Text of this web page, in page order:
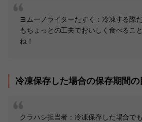
ヨムーノライターたすく：冷凍する際
もちょっとの工夫でおいしく食べるこ
ね！
冷凍保存した場合の保存期間の
クラハシ担当者：冷凍保存した場合で